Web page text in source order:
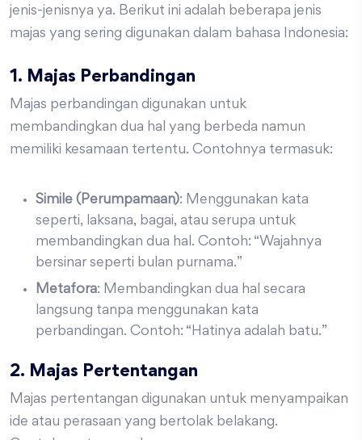
jenis-jenisnya ya. Berikut ini adalah beberapa jenis
majas yang sering digunakan dalam bahasa Indonesia:
1. Majas Perbandingan
Majas perbandingan digunakan untuk
membandingkan dua hal yang berbeda namun
memiliki kesamaan tertentu. Contohnya termasuk:
Simile (Perumpamaan): Menggunakan kata
seperti, laksana, bagai, atau serupa untuk
membandingkan dua hal. Contoh: “Wajahnya
bersinar seperti bulan purnama.”
Metafora: Membandingkan dua hal secara
langsung tanpa menggunakan kata
perbandingan. Contoh: “Hatinya adalah batu.”
2. Majas Pertentangan
Majas pertentangan digunakan untuk menyampaikan
ide atau perasaan yang bertolak belakang.